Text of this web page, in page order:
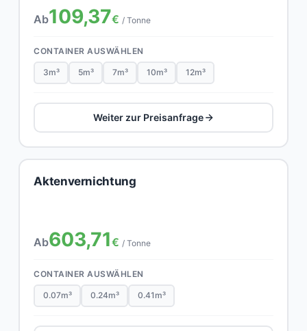
Ab109,37€ / Tonne
CONTAINER AUSWÄHLEN
3m³ 5m³ 7m³ 10m³ 12m³
Weiter zur Preisanfrage
Aktenvernichtung
Ab603,71€ / Tonne
CONTAINER AUSWÄHLEN
0.07m³ 0.24m³ 0.41m³